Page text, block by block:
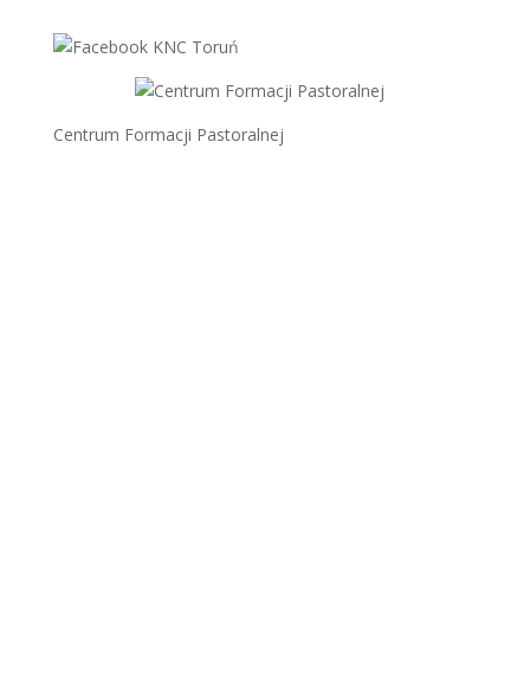
Centrum Formacji Pastoralnej